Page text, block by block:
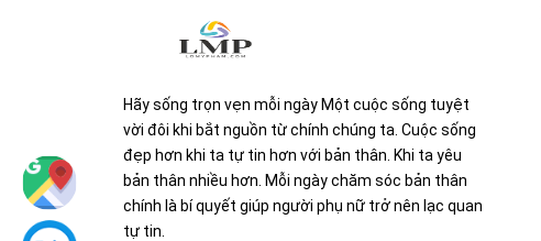
Hãy sống trọn vẹn mỗi ngày Một cuộc sống tuyệt
vời đôi khi bắt nguồn từ chính chúng ta. Cuộc sống
đẹp hơn khi ta tự tin hơn với bản thân. Khi ta yêu
bản thân nhiều hơn. Mỗi ngày chăm sóc bản thân
chính là bí quyết giúp người phụ nữ trở nên lạc quan
tự tin.